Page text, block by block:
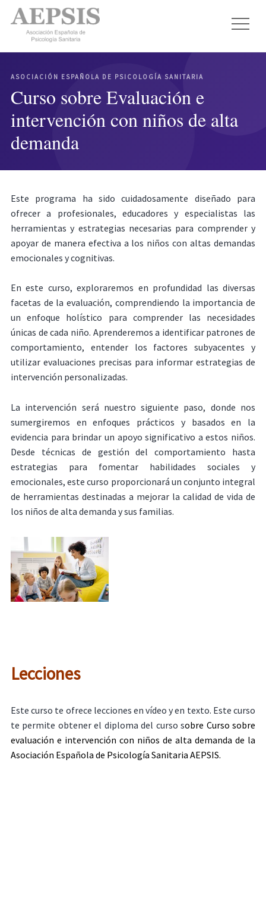
ASOCIACIÓN ESPAÑOLA DE PSICOLOGÍA SANITARIA
Curso sobre Evaluación e
intervención con niños de alta
demanda
Este programa ha sido cuidadosamente diseñado para
ofrecer a profesionales, educadores y especialistas las
herramientas y estrategias necesarias para comprender y
apoyar de manera efectiva a los niños con altas demandas
emocionales y cognitivas.
En este curso, exploraremos en profundidad las diversas
facetas de la evaluación, comprendiendo la importancia de
un enfoque holístico para comprender las necesidades
únicas de cada niño. Aprenderemos a identificar patrones de
comportamiento, entender los factores subyacentes y
utilizar evaluaciones precisas para informar estrategias de
intervención personalizadas.
La intervención será nuestro siguiente paso, donde nos
sumergiremos en enfoques prácticos y basados en la
evidencia para brindar un apoyo significativo a estos niños.
Desde técnicas de gestión del comportamiento hasta
estrategias para fomentar habilidades sociales y
emocionales, este curso proporcionará un conjunto integral
de herramientas destinadas a mejorar la calidad de vida de
los niños de alta demanda y sus familias.
Lecciones
Este curso te ofrece lecciones en vídeo y en texto. Este curso
te permite obtener el diploma del curso sobre Curso sobre
evaluación e intervención con niños de alta demanda de la
Asociación Española de Psicología Sanitaria AEPSIS.